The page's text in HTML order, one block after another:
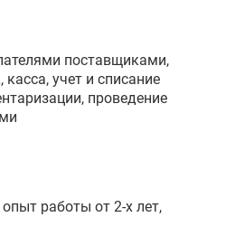
поставщиками,
учет и списание
проведение
работы от 2-х лет,